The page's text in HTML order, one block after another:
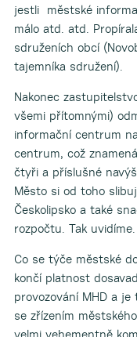
jestli městské
málo atd. atd.
sdruženích obcí
tajemníka sdružení).
Nakonec
všemi přítomnými)
informační centrum
centrum, což
čtyři a příslušné
Město si od toho
Českolipsko a také
rozpočtu. Tak uvidíme.
Co se týče městské
končí platnost
provozování MHD a
se zřízením